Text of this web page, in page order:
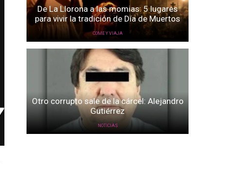
De La Llorona a las momias: 5 lugares
para vivir la tradición de Día de Muertos
COME Y VIAJA
Otro corrupto sale de la cárcel: Alejandro
Gutiérrez
NOTICIAS